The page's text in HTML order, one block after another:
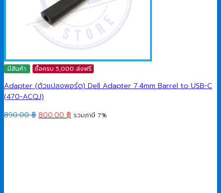
มีสินค้า ซื้อครบ 5,000 ส่งฟรี
Adapter (ตัวแปลงพอร์ต) Dell Adapter 7.4mm Barrel to USB-C
(470-ACQJ)
890.00฿ Original
800.00 ฿ Current
รวมภาษี 7%